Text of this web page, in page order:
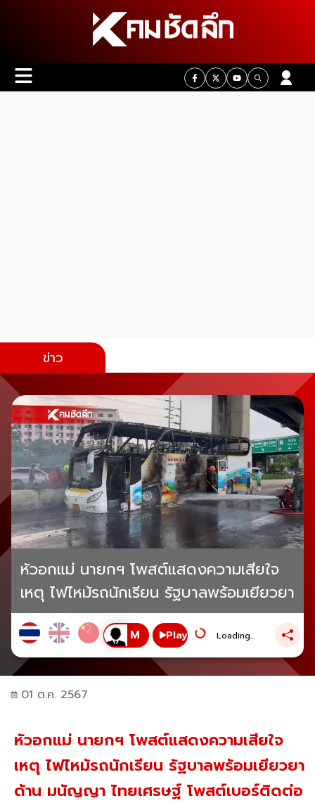
ข่าว
หัวอกแม่ นายกฯ โพสต์แสดงความเสียใจ
เหตุ ไฟไหม้รถนักเรียน รัฐบาลพร้อมเยียวยา
Play Loading...
01 ต.ค. 2567
หัวอกแม่ นายกฯ โพสต์แสดงความเสียใจ
เหตุ ไฟไหม้รถนักเรียน รัฐบาลพร้อมเยียวยา
ด้าน มนัญญา ไทยเศรษฐ์ โพสต์เบอร์ติดต่อ